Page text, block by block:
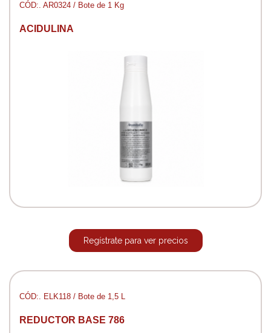
CÓD:. AR0324 / Bote de 1 Kg
ACIDULINA
Regístrate para ver precios
CÓD:. ELK118 / Bote de 1,5 L
REDUCTOR BASE 786